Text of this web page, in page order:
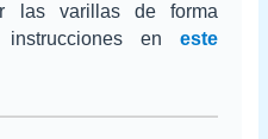
las varillas de forma
en este